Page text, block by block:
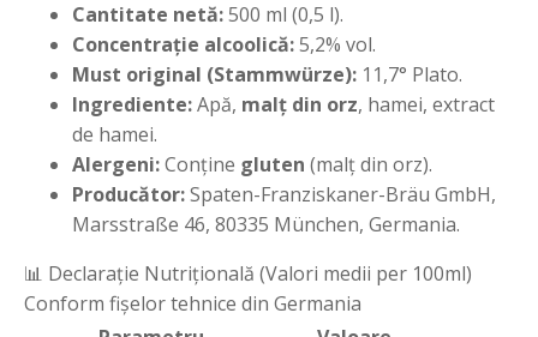
Cantitate netă:500 ml (0,5 l).
Concentrație alcoolică:5,2% vol.
Must original (Stammwürze): 11,7° Plato.
Ingrediente:Apă, malț din orz, hamei, extract
de hamei.
Alergeni:Conține gluten (malț din orz).
Producător:Spaten-Franziskaner-Bräu GmbH,
Marsstraße 46, 80335 München, Germania.
📊 Declarație Nutrițională (Valori medii per 100ml)
Conform fișelor tehnice din Germania